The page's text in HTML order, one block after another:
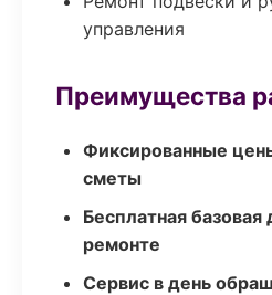
управления
Преимущества
Фиксированные
сметы
Бесплатная базовая
ремонте
Сервис в день